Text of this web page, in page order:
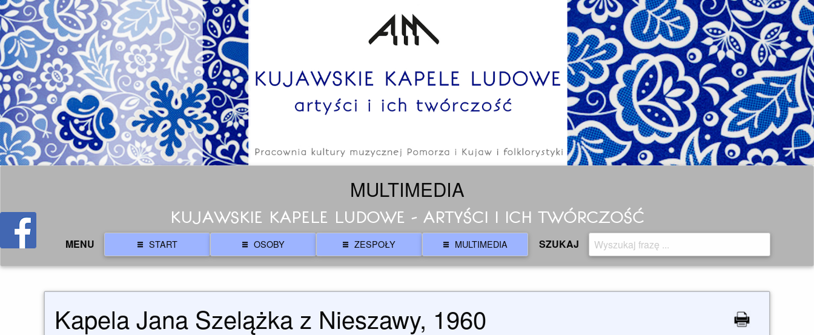
MULTIMEDIA
KUJAWSKIE KAPELE LUDOWE - ARTYŚCI I ICH TWÓRCZOŚĆ
MENU START OSOBY ZESPOŁY MULTIMEDIA SZUKAJ
Kapela Jana Szelążka z Nieszawy, 1960